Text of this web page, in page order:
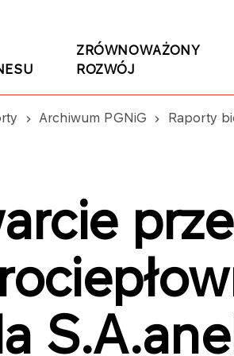
ZRÓWNOWAŻONY
ROZWÓJ
Archiwum PGNiG Raporty